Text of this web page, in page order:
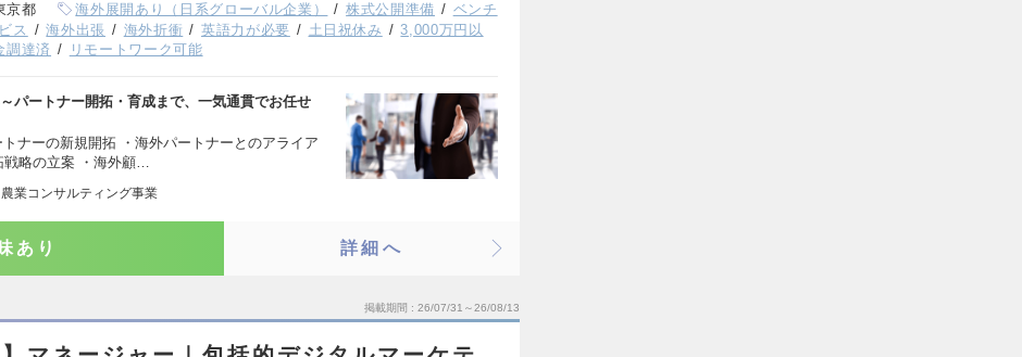
京都 海外展開あり（日系グローバル企業） 株式公開準備
ベンチ
ス 海外出張 海外折衝 英語力が必要 土日祝休み
3,000万円以
調達済 リモートワーク可能
パートナー開拓・育成まで、一気通貫でお任せ
ナーの新規開拓 ・海外パートナーとのアライア
略の立案 ・海外顧…
業コンサルティング事業
あり 詳細へ
掲載期間 26/07/31～26/08/13